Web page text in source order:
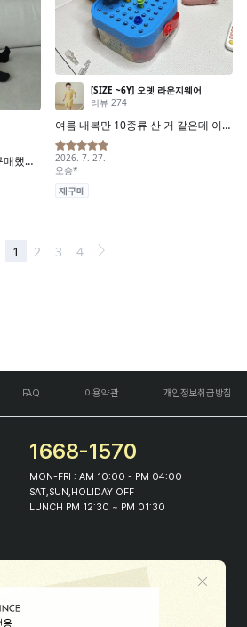
FAQ 이용약관 개인정보취급방침
1668-1570
MON-FRI : AM 10:00 - PM 04:00
SAT,SUN,HOLIDAY OFF
LUNCH PM 12:30 ~ PM 01:30
스